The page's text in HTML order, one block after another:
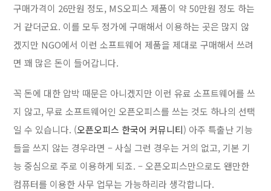
구매가격이 26만원 정도, MS오피스 제품이 약 50만원 정도 하는
거 같더군요. 이를 모두 정가에 구매해서 이용하는 곳은 많지 않
겠지만 NGO에서 이런 소프트웨어 제품을 제대로 구매해서 쓰려
면 꽤 많은 돈이 들어갑니다.
꼭 돈에 대한 압박 때문은 아니겠지만 이런 유료 소프트웨어를 쓰
지 않고, 무료 소프트웨어인 오픈오피스를 쓰는 것도 하나의 선택
일 수 있습니다. (오픈오피스 한국어 커뮤니티) 아주 특출난 기능
들을 쓰지 않는 경우라면 – 사실 그런 경우는 거의 없고, 기본 기
능 중심으로 주로 이용하게 되죠. – 오픈오피스만으로도 왠만한
컴퓨터를 이용한 사무 업무는 가능하리라 생각합니다.